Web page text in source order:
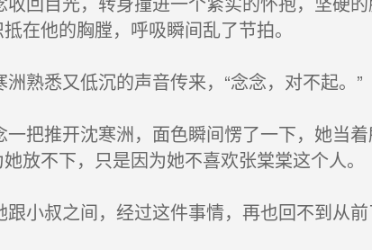
在他的胸膛，呼吸瞬间乱了节拍。
熟悉又低沉的声音传来，“念念，对不起。”
把推开沈寒洲，面色瞬间愣了一下，她当
放不下，只是因为她不喜欢张棠棠这个人。
小叔之间，经过这件事情，再也回不到从前